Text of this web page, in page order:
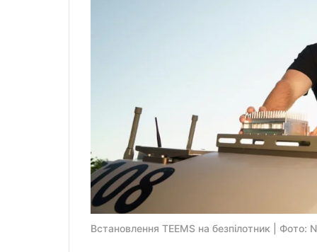
Встановлення TEEMS на безпілотник | Фото: